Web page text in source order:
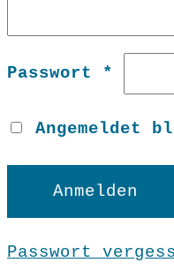
Passwort *
Angemeldet
Anmelden
Passwort